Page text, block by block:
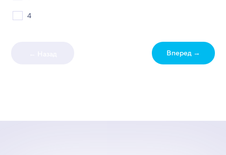
4
Вперед →